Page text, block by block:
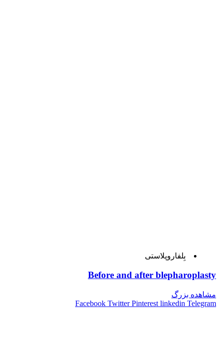
بِلفاروپلاستی
Before and after blepharoplasty
مشاهده بزرگ
Facebook Twitter Pinterest linkedin Telegram